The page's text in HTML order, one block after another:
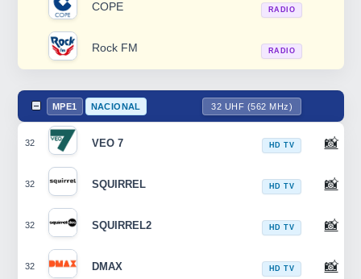
COPE RADIO
Rock FM RADIO
MPE1 NACIONAL 32 UHF (562 MHz)
32 VEO 7 HD TV 📸
32 SQUIRREL HD TV 📸
32 SQUIRREL2 HD TV 📸
32 DMAX HD TV 📸